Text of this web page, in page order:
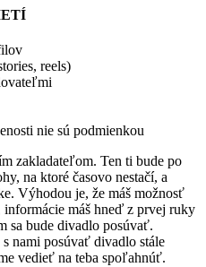
reels)
nie sú podmienkou
zakladateľom. Ten ti bude po
na ktoré časovo nestačí, a
Výhodou je, že máš možnosť
máš hneď z prvej ruky
sa bude divadlo posúvať.
nami posúvať divadlo stále
vedieť na teba spoľahnúť.